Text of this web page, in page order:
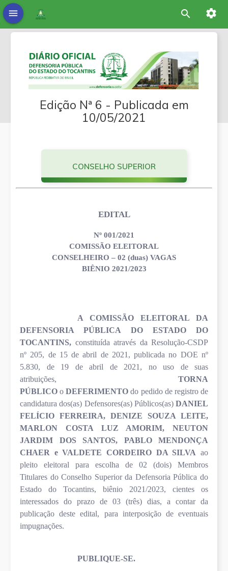
search settings
menu
Edição Nª 6 - Publicada em
10/05/2021
CONSELHO SUPERIOR
EDITAL
Nº 001/2021
COMISSÃO ELEITORAL
CONSELHEIRO – 02 (duas) VAGAS
BIÊNIO 2021/2023
A COMISSÃO ELEITORAL DA
DEFENSORIA PÚBLICA DO ESTADO DO
TOCANTINS, constituída através da Resolução-CSDP
nº 205, de 15 de abril de 2021, publicada no DOE nº
5.830, de 19 de abril de 2021, no uso de suas
atribuições, TORNA
PÚBLICO oDEFERIMENTO do pedido de registro de
candidatura dos(as) Defensores(as) Públicos(as) DANIEL
FELÍCIO FERREIRA, DENIZE SOUZA LEITE,
MARLON COSTA LUZ AMORIM, NEUTON
JARDIM DOS SANTOS, PABLO MENDONÇA
CHAER e VALDETE CORDEIRO DA SILVA ao
pleito eleitoral para escolha de 02 (dois) Membros
Titulares do Conselho Superior da Defensoria Pública do
Estado do Tocantins, biênio 2021/2023, cientes os
interessados do prazo de 03 (três) dias, a contar da
publicação deste edital, para interposição de eventuais
impugnações.
PUBLIQUE-SE.